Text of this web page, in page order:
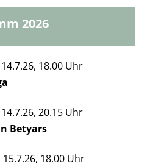
2026
18.00 Uhr
20.15 Uhr
Betyars
18.00 Uhr